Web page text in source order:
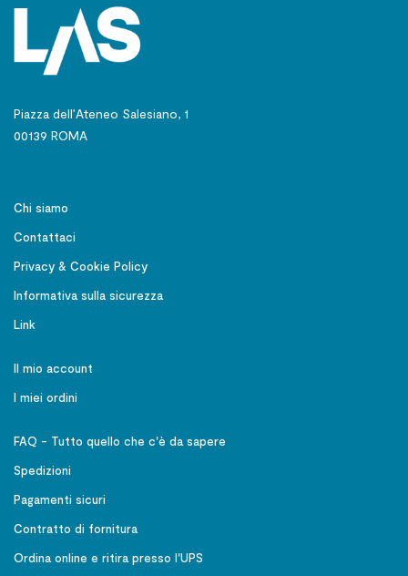
Piazza dell’Ateneo Salesiano, 1
00139 ROMA
Chi siamo
Contattaci
Privacy & Cookie Policy
Informativa sulla sicurezza
Link
Il mio account
I miei ordini
FAQ - Tutto quello che c'è da sapere
Spedizioni
Pagamenti sicuri
Contratto di fornitura
Ordina online e ritira presso l'UPS